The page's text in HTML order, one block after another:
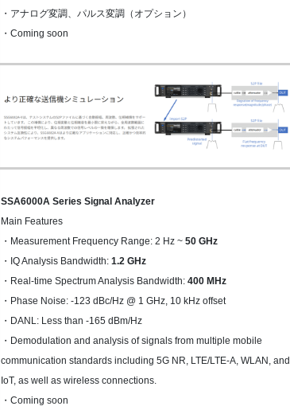
・アナログ変調、パルス変調（オプション）
・Coming soon
SSA6000A Series Signal Analyzer
Main Features
・Measurement Frequency Range: 2 Hz ~ 50 GHz
・IQ Analysis Bandwidth: 1.2 GHz
・Real-time Spectrum Analysis Bandwidth: 400 MHz
・Phase Noise: -123 dBc/Hz @ 1 GHz, 10 kHz offset
・DANL: Less than -165 dBm/Hz
・Demodulation and analysis of signals from multiple mobile
communication standards including 5G NR, LTE/LTE-A, WLAN, and
IoT, as well as wireless connections.
・Coming soon